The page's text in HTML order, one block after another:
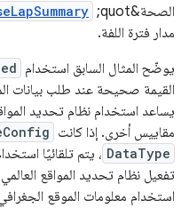
الصحة&quot;
مدار فترة اللفة.
يوضّح المثال السابق استخدام
القيمة صحيحة عند طلب بيانات
مقاييس أخرى. إذا كانت
DataType ، يتم تلقائيًا
استخدام معلومات الموقع